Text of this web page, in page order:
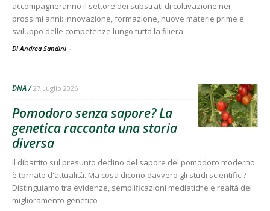
accompagneranno il settore dei substrati di coltivazione nei
prossimi anni: innovazione, formazione, nuove materie prime e
sviluppo delle competenze lungo tutta la filiera
Di Andrea Sandini -
DNA 27 Luglio 2026
Pomodoro senza sapore? La
genetica racconta una storia
diversa
Il dibattito sul presunto declino del sapore del pomodoro moderno
è tornato d'attualità. Ma cosa dicono davvero gli studi scientifici?
Distinguiamo tra evidenze, semplificazioni mediatiche e realtà del
miglioramento genetico